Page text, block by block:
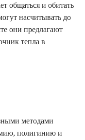
общаться и обитать
насчитывать до
они предлагают
тепла в
методами
полигинию и